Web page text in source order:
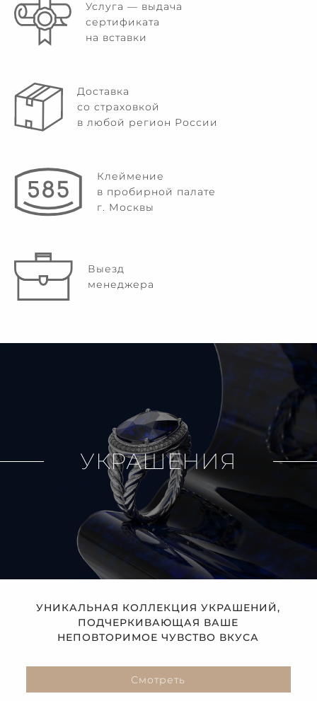
Услуга — выдача
сертификата
на вставки
Доставка
со страховкой
в любой регион России
Клеймение
в пробирной палате
г. Москвы
Выезд
менеджера
УКРАШЕНИЯ
УНИКАЛЬНАЯ КОЛЛЕКЦИЯ УКРАШЕНИЙ,
ПОДЧЕРКИВАЮЩАЯ ВАШЕ
НЕПОВТОРИМОЕ ЧУВСТВО ВКУСА
Смотреть